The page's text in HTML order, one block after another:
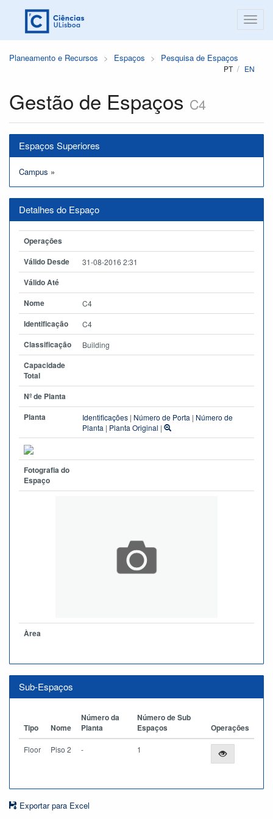
Planeamento e Recursos Espaços Pesquisa de Espaços
PT EN
Gestão de Espaços C4
Espaços Superiores
Campus »
Detalhes do Espaço
Operações
Válido Desde
31-08-2016 2:31
Válido Até
Nome
C4
Identificação C4
Classificação Building
Capacidade
Total
Nº de Planta
Planta
Identificações | Número de Porta | Número de
Planta | Planta Original |
Fotografia do
Espaço
Àrea
Sub-Espaços
Tipo Nome
Número da
Planta
Número de Sub
Espaços
Operações
Floor Piso 2 - 1
Exportar para Excel